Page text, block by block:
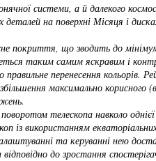
системи, а й далекого
на поверхні Місяця і
покриття, що зводить до
таким самим яскравим і
перенесення кольорів.
максимально корисного
телескопа навколо
із використанням
та керуванні нею
до зростання